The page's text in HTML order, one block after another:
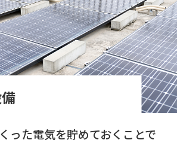
った電気を貯めておくことで